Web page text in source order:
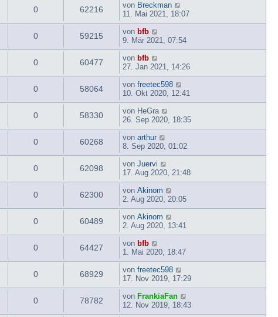
0 62216 von Breckman
11. Mai 2021, 18:07
0 59215 von bfb
9. Mär 2021, 07:54
0 60477 von bfb
27. Jan 2021, 14:26
0 58064 von freetec598
10. Okt 2020, 12:41
0 58330 von HeGra
26. Sep 2020, 18:35
0 60268 von arthur
8. Sep 2020, 01:02
0 62098 von Juervi
17. Aug 2020, 21:48
0 62300 von Akinom
2. Aug 2020, 20:05
0 60489 von Akinom
2. Aug 2020, 13:41
0 64427 von bfb
1. Mai 2020, 18:47
0 68929 von freetec598
17. Nov 2019, 17:29
0 78782 von FrankiaFan
12. Nov 2019, 18:43